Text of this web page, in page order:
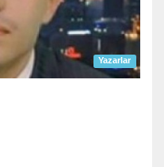
Yazarlar